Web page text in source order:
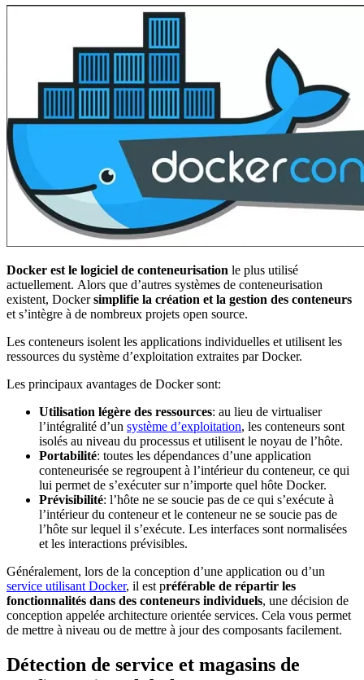
Docker est le logiciel de conteneurisation le plus utilisé
actuellement. Alors que d’autres systèmes de conteneurisation
existent, Dockersimplifie la création et la gestion des conteneurs
et s’intègre à de nombreux projets open source.
Les conteneurs isolent les applications individuelles et utilisent les
ressources du système d’exploitation extraites par Docker.
Les principaux avantages de Docker sont:
Utilisation légère des ressources: au lieu de virtualiser
l’intégralité d’un système d’exploitation, les conteneurs sont
isolés au niveau du processus et utilisent le noyau de l’hôte.
Portabilité: toutes les dépendances d’une application
conteneurisée se regroupent à l’intérieur du conteneur, ce qui
lui permet de s’exécuter sur n’importe quel hôte Docker.
Prévisibilité: l’hôte ne se soucie pas de ce qui s’exécute à
l’intérieur du conteneur et le conteneur ne se soucie pas de
l’hôte sur lequel il s’exécute. Les interfaces sont normalisées
et les interactions prévisibles.
Généralement, lors de la conception d’une application ou d’un
service utilisant Docker, il est préférable de répartir les
fonctionnalités dans des conteneurs individuels, une décision de
conception appelée architecture orientée services. Cela vous permet
de mettre à niveau ou de mettre à jour des composants facilement.
Détection de service et magasins de